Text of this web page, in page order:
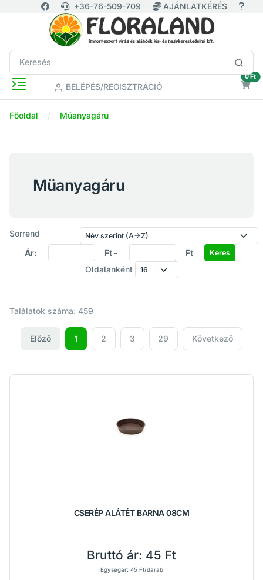
+36-76-509-709 AJÁNLATKÉRÉS
BELÉPÉS/REGISZTRÁCIÓ
0 Ft
Főoldal Müanyagáru
Müanyagáru
Sorrend
Ár:
Ft -
Ft
Oldalanként
Találatok száma: 459
Előző 1 2 3 29 Következő
CSERÉP ALÁTÉT BARNA 08CM
Bruttó ár: 45 Ft
Egységár: 45 Ft/darab